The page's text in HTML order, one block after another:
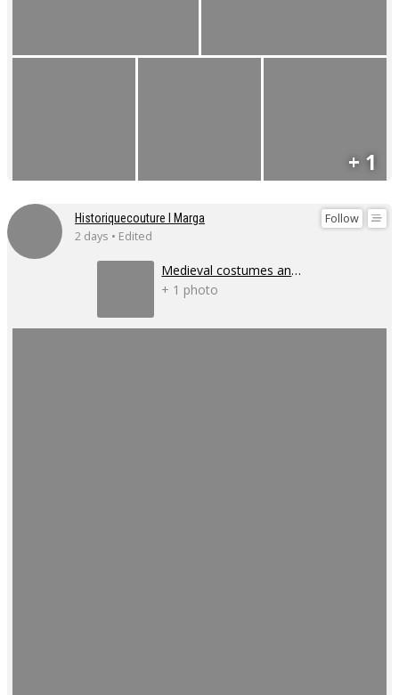
+ 1
Follow
Historiquecouture I Marga
2 days • Edited
Medieval costumes and corsets
+ 1 photo